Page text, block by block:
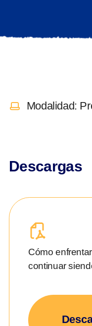
Modalidad:
Descargas
Cómo
continuar